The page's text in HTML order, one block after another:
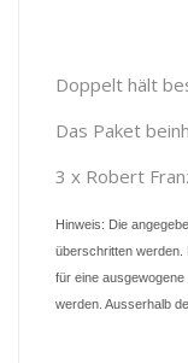
Doppelt hält
Das Paket
3 x Robert
Hinweis: Die
überschritten werden.
für eine
werden. Ausserhalb